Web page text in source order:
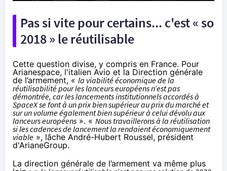
Pas si vite pour certains... c'est « so
2018 » le réutilisable
Cette question divise, y compris en France. Pour
Arianespace, l'italien Avio et la Direction générale
de l’armement, « la viabilité économique de la
réutilisabilité pour les lanceurs européens n’est pas
démontrée, car les lancements institutionnels accordés à
SpaceX se font à un prix bien supérieur au prix du marché et
sur un volume également bien supérieur à celui dévolu aux
lanceurs européens ». « Nous travaillerons à la réutilisation
si les cadences de lancement la rendaient économiquement
viable », lâche André-Hubert Roussel, président
d'ArianeGroup.
La direction générale de l’armement va même plus